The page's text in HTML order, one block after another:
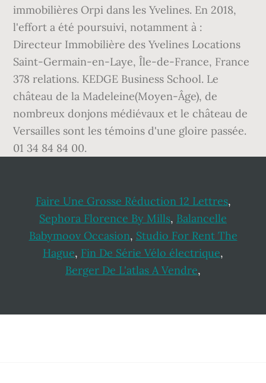
immobilières Orpi dans les Yvelines. En 2018,
l'effort a été poursuivi, notamment à :
Directeur Immobilière des Yvelines Locations
Saint-Germain-en-Laye, Île-de-France, France
378 relations. KEDGE Business School. Le
château de la Madeleine(Moyen-Âge), de
nombreux donjons médiévaux et le château de
Versailles sont les témoins d'une gloire passée.
01 34 84 84 00.
Faire Une Grosse Réduction 12 Lettres,
Sephora Florence By Mills, Balancelle
Babymoov Occasion, Studio For Rent The
Hague, Fin De Série Vélo électrique,
Berger De L'atlas A Vendre,